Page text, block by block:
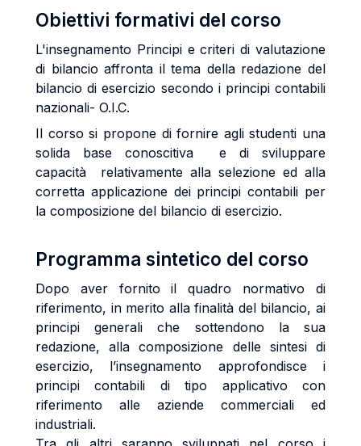
Obiettivi formativi del corso
L'insegnamento Principi e criteri di valutazione
di bilancio affronta il tema della redazione del
bilancio di esercizio secondo i principi contabili
nazionali- O.I.C.
Il corso si propone di fornire agli studenti una
solida base conoscitiva e di sviluppare
capacità relativamente alla selezione ed alla
corretta applicazione dei principi contabili per
la composizione del bilancio di esercizio.
Programma sintetico del corso
Dopo aver fornito il quadro normativo di
riferimento, in merito alla finalità del bilancio, ai
principi generali che sottendono la sua
redazione, alla composizione delle sintesi di
esercizio, l’insegnamento approfondisce i
principi contabili di tipo applicativo con
riferimento alle aziende commerciali ed
industriali.